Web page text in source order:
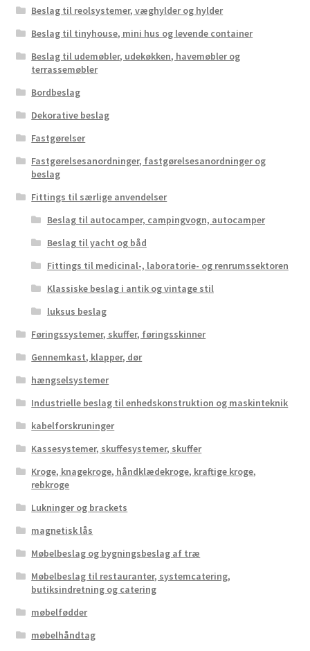
Beslag til reolsystemer, væghylder og hylder
Beslag til tinyhouse, mini hus og levende container
Beslag til udemøbler, udekøkken, havemøbler og
terrassemøbler
Bordbeslag
Dekorative beslag
Fastgørelser
Fastgørelsesanordninger, fastgørelsesanordninger og
beslag
Fittings til særlige anvendelser
Beslag til autocamper, campingvogn, autocamper
Beslag til yacht og båd
Fittings til medicinal-, laboratorie- og renrumssektoren
Klassiske beslag i antik og vintage stil
luksus beslag
Føringssystemer, skuffer, føringsskinner
Gennemkast, klapper, dør
hængselsystemer
Industrielle beslag til enhedskonstruktion og maskinteknik
kabelforskruninger
Kassesystemer, skuffesystemer, skuffer
Kroge, knagekroge, håndklædekroge, kraftige kroge,
rebkroge
Lukninger og brackets
magnetisk lås
Møbelbeslag og bygningsbeslag af træ
Møbelbeslag til restauranter, systemcatering,
butiksindretning og catering
møbelfødder
møbelhåndtag